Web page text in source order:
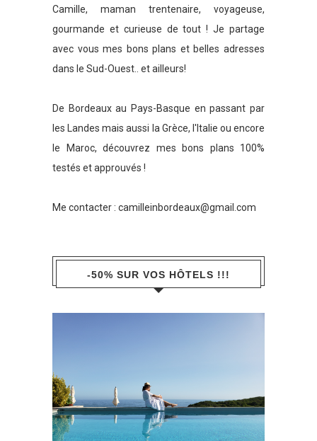
Camille, maman trentenaire, voyageuse,
gourmande et curieuse de tout ! Je partage
avec vous mes bons plans et belles adresses
dans le Sud-Ouest.. et ailleurs!
De Bordeaux au Pays-Basque en passant par
les Landes mais aussi la Grèce, l'Italie ou encore
le Maroc, découvrez mes bons plans 100%
testés et approuvés !
Me contacter : camilleinbordeaux@gmail.com
-50% SUR VOS HÔTELS !!!